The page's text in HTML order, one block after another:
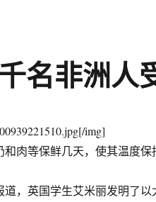
名非洲人
img]
肉等保鲜几天，使其温度保
，英国学生艾米丽发明了以